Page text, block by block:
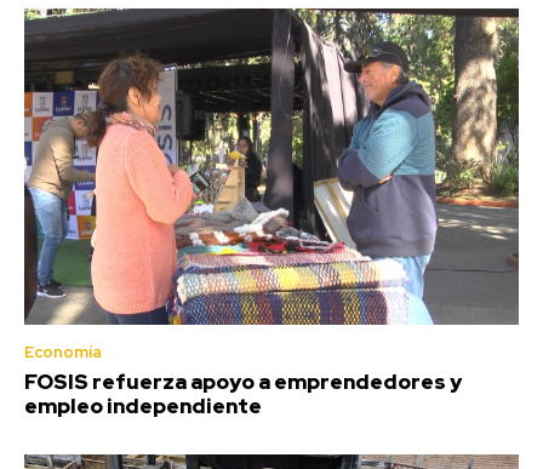
Economía
FOSIS refuerza apoyo a emprendedores y
empleo independiente